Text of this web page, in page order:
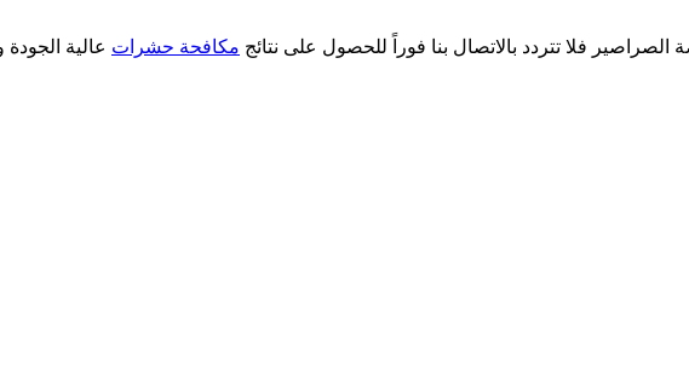
فلا تتردد بالاتصال بنا فوراً للحصول على نتائج مكافحة حشرات عالية الجودة